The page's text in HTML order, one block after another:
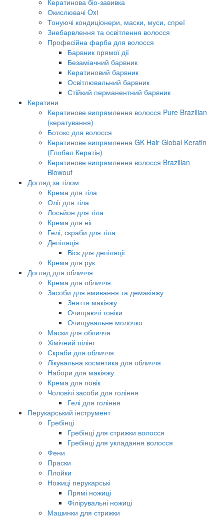
Кератинова біо-завивка
Окислювачі Oxi
Тонуючі кондиціонери, маски, муси, спреї
Знебарвлення та освітлення волосся
Професійна фарба для волосся
Барвник прямої дії
Безаміачний барвник
Кератиновий барвник
Освітлювальний барвник
Стійкий перманентний барвник
Кератини
Кератинове випрямлення волосся Pure Brazilian
(кератування)
Ботокс для волосся
Кератинове випрямлення GK Hair Global Keratin
(Глобал Кератін)
Кератинове випрямлення волосся Brazilian
Blowout
Догляд за тілом
Крема для тіла
Олії для тіла
Лосьйон для тіла
Крема для ніг
Гелі, скраби для тіла
Депіляція
Віск для депіляції
Крема для рук
Догляд для обличчя
Крема для обличчя
Засоби для вмивання та демакіяжу
Зняття макіяжу
Очищаючі тоніки
Очищувальне молочко
Маски для обличчя
Хімічний пілінг
Скраби для обличчя
Лікувальна косметика для обличчя
Набори для макіяжу
Крема для повік
Чоловічі засоби для гоління
Гелі для гоління
Перукарський інструмент
Гребінці
Гребінці для стрижки волосся
Гребінці для укладання волосся
Фени
Праски
Плойки
Ножиці перукарські
Прямі ножиці
Філірувальні ножиці
Машинки для стрижки